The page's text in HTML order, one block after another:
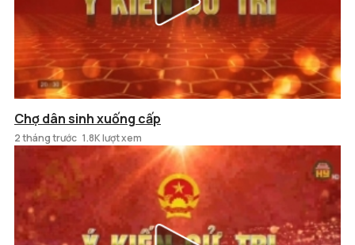
Chợ dân sinh xuống cấp
2 tháng trước 1.8K lượt xem